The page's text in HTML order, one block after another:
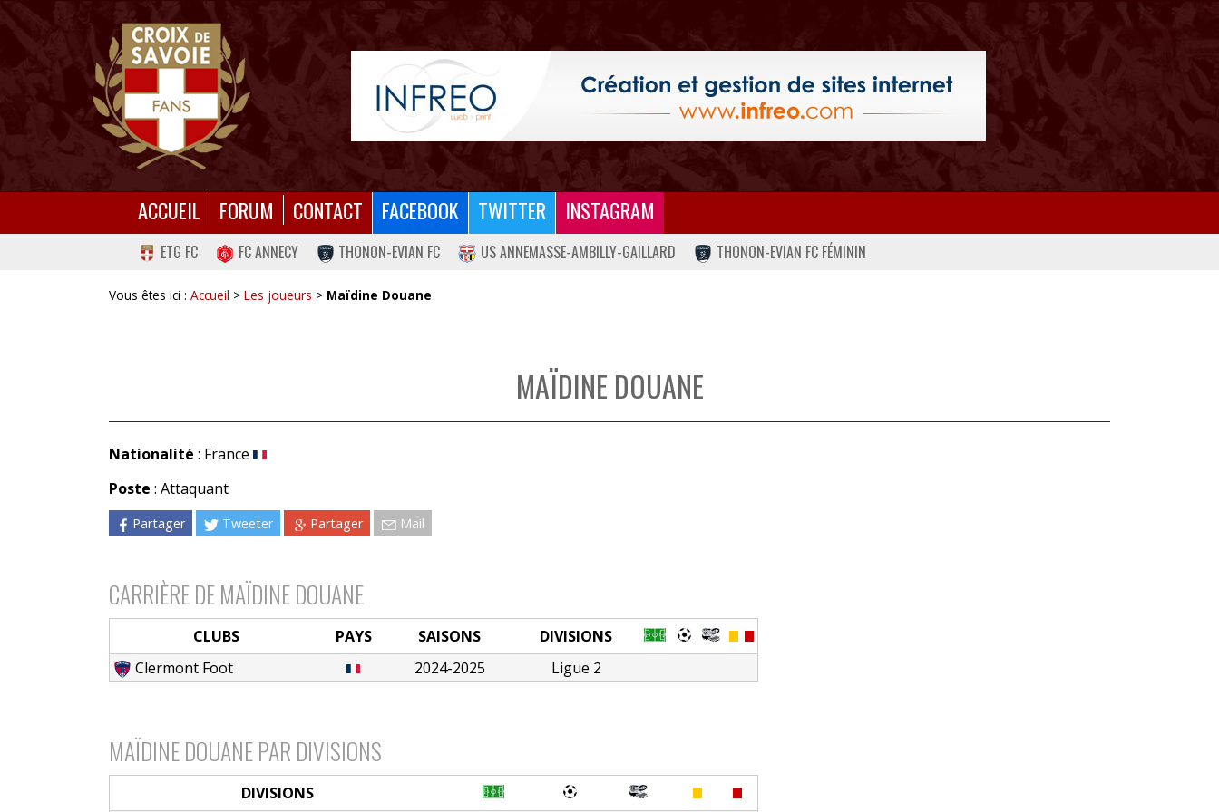
ACCUEIL FORUM CONTACT FACEBOOK TWITTER INSTAGRAM
ETG FC FC ANNECY THONON-EVIAN FC US ANNEMASSE-AMBILLY-GAILLARD THONON-EVIAN FC FÉMININ
Vous êtes ici : Accueil > Les joueurs > Maïdine Douane
MAÏDINE DOUANE
Nationalité : France
Poste : Attaquant
Partager Tweeter Partager Mail
CARRIÈRE DE MAÏDINE DOUANE
CLUBS PAYS SAISONS
DIVISIONS
Clermont Foot
2024-2025 Ligue 2
MAÏDINE DOUANE PAR DIVISIONS
DIVISIONS